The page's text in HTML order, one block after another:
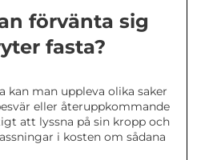
förvänta sig
fasta?
kan man uppleva olika saker
eller återuppkommande
att lyssna på sin kropp och
i kosten om sådana